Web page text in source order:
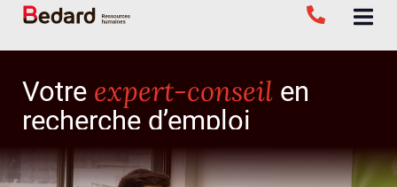
Votre expert-conseil en
recherche d’emploi